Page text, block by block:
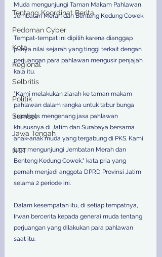
Tentang Koordinat Berita
Pedoman Cyber
Kota
Regional
Selbritis
Politik
Sumsel
Jawa Tengah
NTT
Muda mengunjungi Taman Makam Pahlawan,
Jembatan Merah dan Benteng Kedung Cowek.
Tempat-tempat ini dipilih karena dianggap
punya nilai sejarah yang tinggi terkait dengan
perjuangan para pahlawan mengusir penjajah
kala itu.
"Kami melakukan ziarah ke taman makam
pahlawan dalam rangka untuk tabur bunga
sekaligus mengenang jasa pahlawan
khususnya di Jatim dan Surabaya bersama
anak-anak muda yang tergabung di PKS. Kami
juga mengunjungi Jembatan Merah dan
Benteng Kedung Cowek," kata pria yang
pernah menjadi anggota DPRD Provinsi Jatim
selama 2 periode ini.
Dalam kesempatan itu, di setiap tempatnya,
Irwan bercerita kepada generai muda tentang
perjuangan yang dilakukan para pahlawan
saat itu.